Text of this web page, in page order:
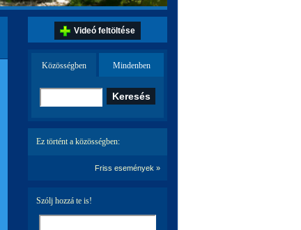
Videó feltöltése
Közösségben Mindenben
Ez történt a közösségben:
Friss események »
Szólj hozzá te is!